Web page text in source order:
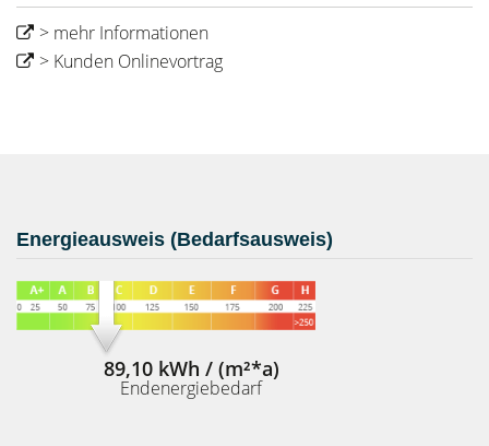
> mehr Informationen
> Kunden Onlinevortrag
Energieausweis (Bedarfsausweis)
89,10 kWh / (m²*a)
Endenergiebedarf